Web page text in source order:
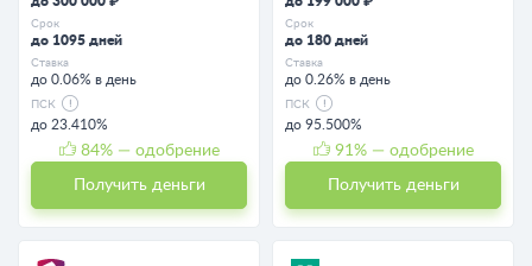
Срок
до 1095 дней
Ставка
до 0.06% в день
ПСК
до 23.410%
84% — одобрение
Получить деньги
Срок
до 180 дней
Ставка
до 0.26% в день
ПСК
до 95.500%
91 % — одобрение
Получить деньги